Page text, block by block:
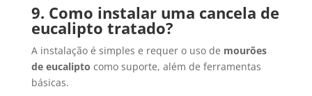
9. Como instalar uma cancela de
eucalipto tratado?
A instalação é simples e requer o uso de mourões
de eucalipto como suporte, além de ferramentas
básicas.